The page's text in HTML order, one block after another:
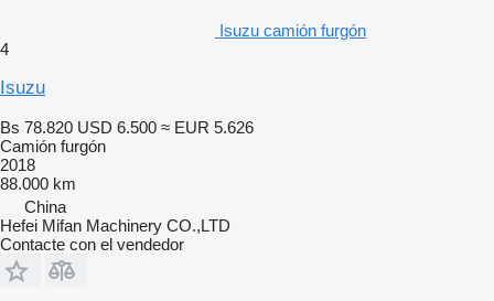
Isuzu camión furgón
4
Isuzu
Bs 78.820 USD 6.500 ≈ EUR 5.626
Camión furgón
2018
88.000 km
China
Hefei Mifan Machinery CO.,LTD
Contacte con el vendedor